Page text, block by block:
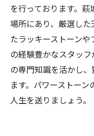
を行っております。
場所にあり、厳選し
たラッキーストーン
の経験豊かなスタッ
の専門知識を活かし
ます。パワーストー
人生を送りましょう。